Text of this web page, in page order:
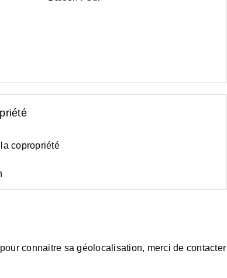
copropriété
connaitre sa géolocalisation, merci de contacter